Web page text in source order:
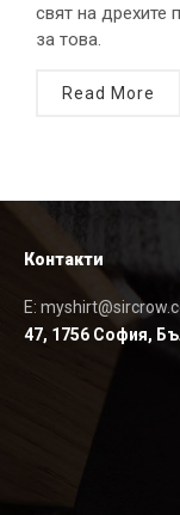
свят на дрехите
за това.
Read More
Контакти
E:
47, 1756 София,